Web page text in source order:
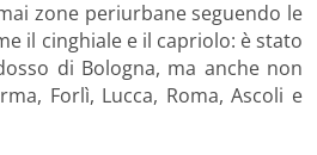
zone periurbane seguendo le
il cinghiale e il capriolo: è stato
di Bologna, ma anche non
Forlì, Lucca, Roma, Ascoli e